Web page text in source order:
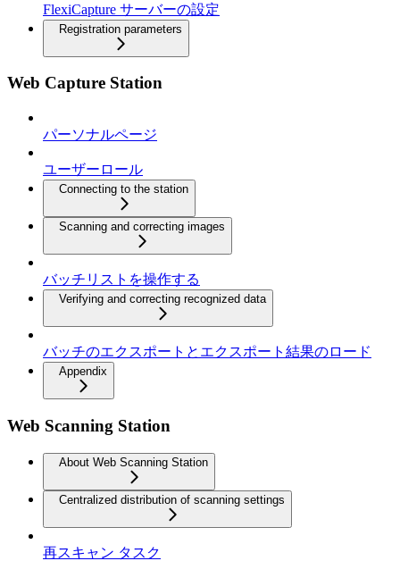
FlexiCapture サーバーの設定
Registration parameters
Web Capture Station
パーソナルページ
ユーザーロール
Connecting to the station
Scanning and correcting images
バッチリストを操作する
Verifying and correcting recognized data
バッチのエクスポートとエクスポート結果のロード
Appendix
Web Scanning Station
About Web Scanning Station
Centralized distribution of scanning settings
再スキャン タスク